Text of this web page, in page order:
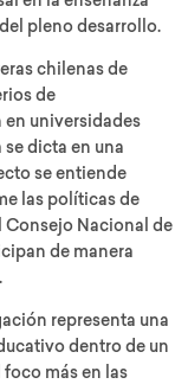
pleno desarrollo.
chilenas de
de
en universidades
dicta en una
se entiende
las políticas de
Consejo Nacional de
de manera
representa una
dentro de un
más en las